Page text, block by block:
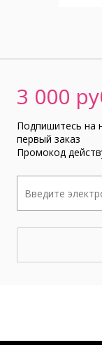
3 000
Подпишитесь на
первый заказ
Промокод